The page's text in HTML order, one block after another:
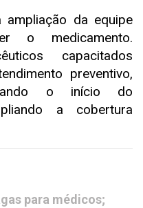
da equipe
o medicamento.
capacitados
preventivo,
o início do
a cobertura
para médicos;